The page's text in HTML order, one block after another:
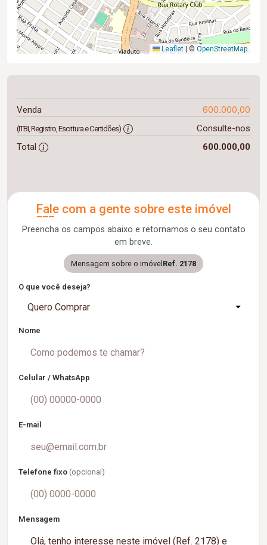
Leaflet © OpenStreetMap
Venda 600.000,00
(ITBI, Registro, Escritura e Certidões)
Consulte-nos
Total
600.000,00
Fale com a gente sobre este imóvel
Preencha os campos abaixo e retornamos o seu contato
em breve.
Mensagem sobre o imóvel Ref. 2178
O que você deseja?
Quero Comprar
Nome
Celular / WhatsApp
E-mail
Telefone fixo (opcional)
Mensagem